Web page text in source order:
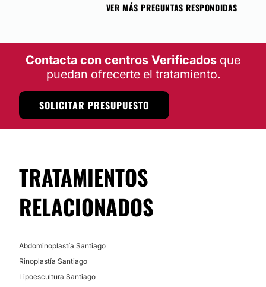
VER MÁS PREGUNTAS RESPONDIDAS
Contacta con centros Verificados que
puedan ofrecerte el tratamiento.
SOLICITAR PRESUPUESTO
TRATAMIENTOS
RELACIONADOS
Abdominoplastía Santiago
Rinoplastía Santiago
Lipoescultura Santiago